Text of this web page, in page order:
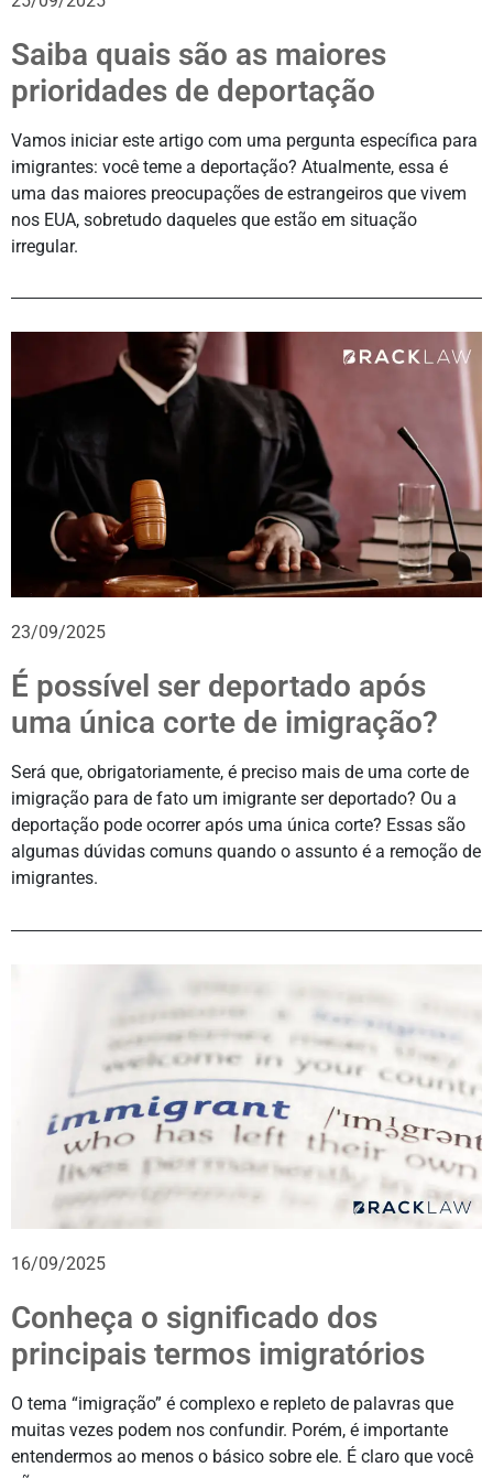
Saiba quais são as maiores
prioridades de deportação
Vamos iniciar este artigo com uma pergunta específica para
imigrantes: você teme a deportação? Atualmente, essa é
uma das maiores preocupações de estrangeiros que vivem
nos EUA, sobretudo daqueles que estão em situação
irregular.
23/09/2025
É possível ser deportado após
uma única corte de imigração?
Será que, obrigatoriamente, é preciso mais de uma corte de
imigração para de fato um imigrante ser deportado? Ou a
deportação pode ocorrer após uma única corte? Essas são
algumas dúvidas comuns quando o assunto é a remoção de
imigrantes.
16/09/2025
Conheça o significado dos
principais termos imigratórios
O tema “imigração” é complexo e repleto de palavras que
muitas vezes podem nos confundir. Porém, é importante
entendermos ao menos o básico sobre ele. É claro que você